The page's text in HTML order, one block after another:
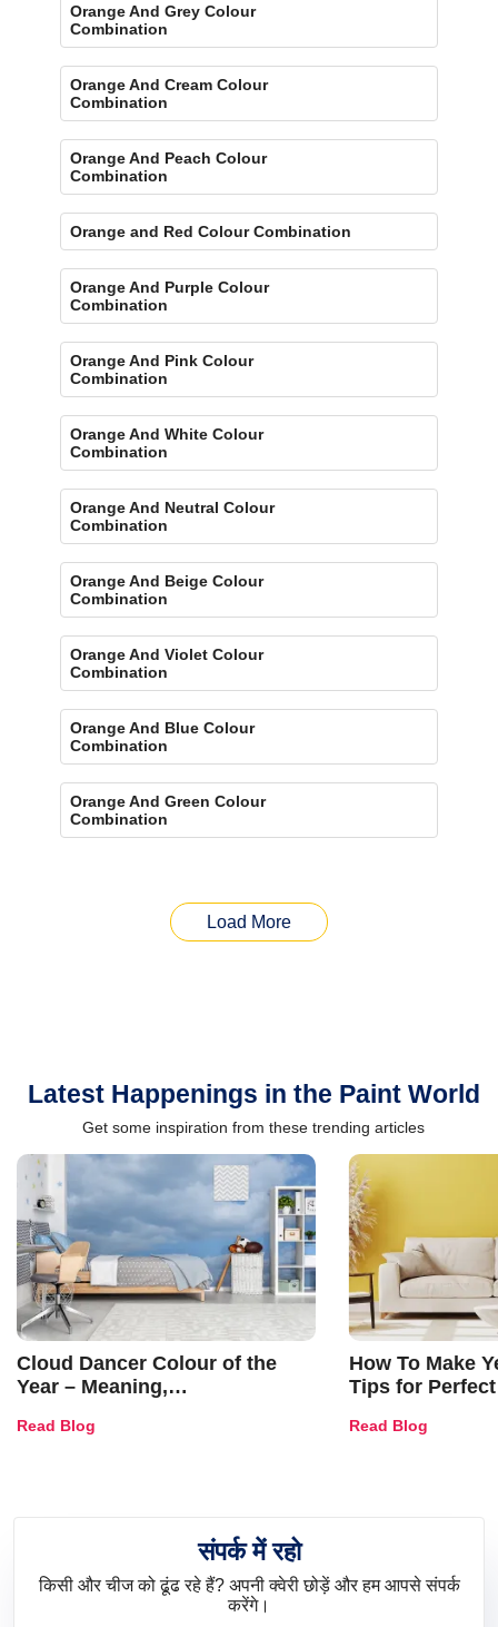
Orange And Grey Colour
Combination
Orange And Cream Colour
Combination
Orange And Peach Colour
Combination
Orange and Red Colour Combination
Orange And Purple Colour
Combination
Orange And Pink Colour
Combination
Orange And White Colour
Combination
Orange And Neutral Colour
Combination
Orange And Beige Colour
Combination
Orange And Violet Colour
Combination
Orange And Blue Colour
Combination
Orange And Green Colour
Combination
Load More
Latest Happenings in the Paint World
Get some inspiration from these trending articles
Cloud Dancer Colour of the
Year – Meaning,
and Trends
Read Blog
How To Make
Tips for
Read Blog
संपर्क में रहो
किसी और चीज को ढूंढ रहे हैं? अपनी क्वेरी छोड़ें और हम आपसे संपर्क
करेंगे।